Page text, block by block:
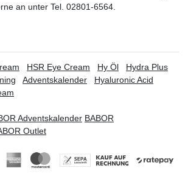
an unter Tel. 02801-6564.
HSR Eye Cream Hy Öl
Hydra Plus
Adventskalender
Hyaluronic Acid
Adventskalender BABOR
Outlet